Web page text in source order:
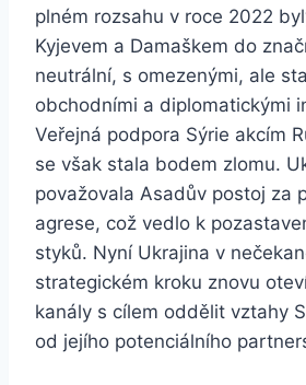
plném rozsahu v roce 2022
Kyjevem a Damaškem do
neutrální, s omezenými, ale
obchodními a diplomatickými
Veřejná podpora Sýrie akcím
se však stala bodem zlomu.
považovala Asadův postoj za
agrese, což vedlo k
styků. Nyní Ukrajina v
strategickém kroku znovu
kanály s cílem oddělit vztahy
od jejího potenciálního